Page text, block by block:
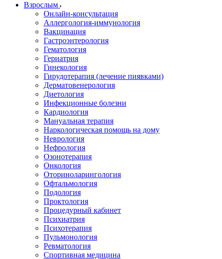
Взрослым
Онлайн-консультация
Аллергология-иммунология
Вакцинация
Гастроэнтерология
Гематология
Гериатрия
Гинекология
Гирудотерапия (лечение пиявками)
Дерматовенерология
Диетология
Инфекционные болезни
Кардиология
Мануальная терапия
Наркологическая помощь на дому
Неврология
Нефрология
Озонотерапия
Онкология
Оториноларингология
Офтальмология
Подология
Проктология
Процедурный кабинет
Психиатрия
Психотерапия
Пульмонология
Ревматология
Спортивная медицина